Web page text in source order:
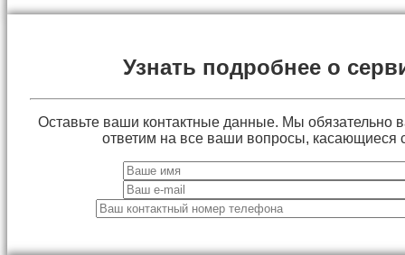
Узнать подробнее о
Оставьте ваши контактные данные. Мы обязательно
ответим на все ваши вопросы, касающиеся